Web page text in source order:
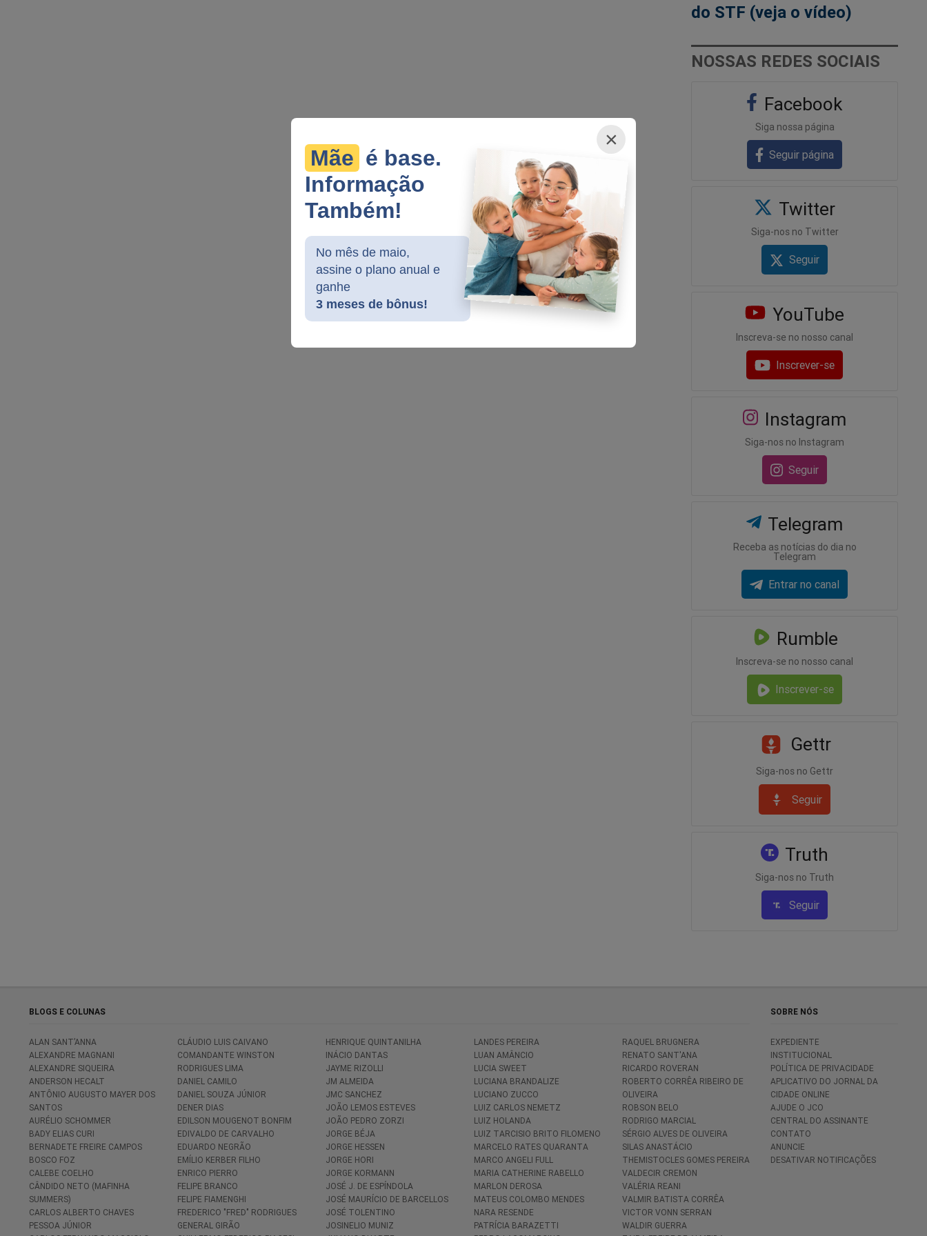
×
Mãe é base.
Informação
Também!
No mês de maio,
assine o plano anual e
ganhe
3 meses de bônus!
do STF (veja o vídeo)
NOSSAS REDES SOCIAIS
Facebook
Siga nossa página
Seguir página
Twitter
Siga-nos no Twitter
Seguir
YouTube
Inscreva-se no nosso canal
Inscrever-se
Instagram
Siga-nos no Instagram
Seguir
Telegram
Receba as notícias do dia no
Telegram
Entrar no canal
Rumble
Inscreva-se no nosso canal
Inscrever-se
Gettr
Siga-nos no Gettr
Seguir
Truth
Siga-nos no Truth
Seguir
BLOGS E COLUNAS
ALAN SANT’ANNA
ALEXANDRE MAGNANI
ALEXANDRE SIQUEIRA
ANDERSON HECALT
ANTÔNIO AUGUSTO MAYER DOS
SANTOS
AURÉLIO SCHOMMER
BADY ELIAS CURI
BERNADETE FREIRE CAMPOS
BOSCO FOZ
CALEBE COELHO
CÂNDIDO NETO (MAFINHA
SUMMERS)
CARLOS ALBERTO CHAVES
PESSOA JÚNIOR
CLÁUDIO LUIS CAIVANO
COMANDANTE WINSTON
RODRIGUES LIMA
DANIEL CAMILO
DANIEL SOUZA JÚNIOR
DENER DIAS
EDILSON MOUGENOT BONFIM
EDIVALDO DE CARVALHO
EDUARDO NEGRÃO
EMÍLIO KERBER FILHO
ENRICO PIERRO
FELIPE BRANCO
FELIPE FIAMENGHI
FREDERICO "FRED" RODRIGUES
GENERAL GIRÃO
HENRIQUE QUINTANILHA
INÁCIO DANTAS
JAYME RIZOLLI
JM ALMEIDA
JMC SANCHEZ
JOÃO LEMOS ESTEVES
JOÃO PEDRO ZORZI
JORGE BÉJA
JORGE HESSEN
JORGE HORI
JORGE KORMANN
JOSÉ J. DE ESPÍNDOLA
JOSÉ MAURÍCIO DE BARCELLOS
JOSÉ TOLENTINO
JOSINELIO MUNIZ
LANDES PEREIRA
LUAN AMÂNCIO
LUCIA SWEET
LUCIANA BRANDALIZE
LUCIANO ZUCCO
LUIZ CARLOS NEMETZ
LUIZ HOLANDA
LUIZ TARCISIO BRITO FILOMENO
MARCELO RATES QUARANTA
MARCO ANGELI FULL
MARIA CATHERINE RABELLO
MARLON DEROSA
MATEUS COLOMBO MENDES
NARA RESENDE
PATRÍCIA BARAZETTI
RAQUEL BRUGNERA
RENATO SANT'ANA
RICARDO ROVERAN
ROBERTO CORRÊA RIBEIRO DE
OLIVEIRA
ROBSON BELO
RODRIGO MARCIAL
SÉRGIO ALVES DE OLIVEIRA
SILAS ANASTÁCIO
THEMISTOCLES GOMES PEREIRA
VALDECIR CREMON
VALÉRIA REANI
VALMIR BATISTA CORRÊA
VICTOR VONN SERRAN
WALDIR GUERRA
SOBRE NÓS
EXPEDIENTE
INSTITUCIONAL
POLÍTICA DE PRIVACIDADE
APLICATIVO DO JORNAL DA
CIDADE ONLINE
AJUDE O JCO
CENTRAL DO ASSINANTE
CONTATO
ANUNCIE
DESATIVAR NOTIFICAÇÕES